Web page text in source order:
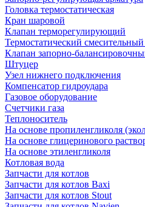
Головка термостатическая
Кран шаровой
Клапан терморегулирующий
Термостатический
Клапан запорно-
Штуцер
Узел нижнего подключения
Компенсатор гидроудара
Газовое оборудование
Счетчики газа
Теплоноситель
На основе пропиленгликоля
На основе глицеринового
На основе этиленгликоля
Котловая вода
Запчасти для котлов
Запчасти для котлов Baxi
Запчасти для котлов Stout